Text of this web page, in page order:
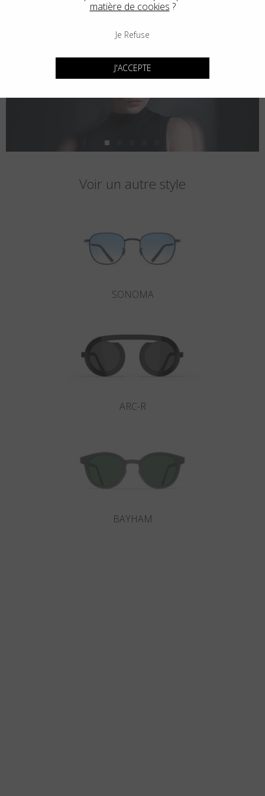
Voir un autre style
SONOMA
ARC-R
BAYHAM
matière de cookies ?
Je Refuse
J'ACCEPTE